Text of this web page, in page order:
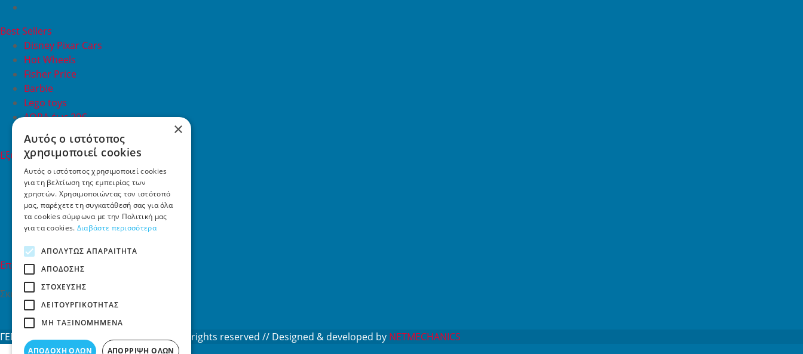
Best Sellers
Disney Pixar Cars
Hot Wheels
Fisher Price
Barbie
Lego toys
ΔΩΡΑ έως 20€
ΠΡΟΣΦΟΡΕΣ
Εξυπηρέτηση Πελατών
Εξυπηρέτηση πελατών
Συχνές ερωτήσεις
Όροι χρήσης
Τρόποι Πληρωμής
Επιστροφές
Επικοινωνία
Σκαλάνι, Ηράκλειο Κρήτης
2810731415
info[at]toys4u.gr
ΓΕΜΗ: 188101127000 © 2026Toys4u.gr All rights reserved // Designed & developed by NETMECHANICS
×
Αυτός ο ιστότοπος
χρησιμοποιεί cookies
Αυτός ο ιστότοπος χρησιμοποιεί cookies
για τη βελτίωση της εμπειρίας των
χρηστών. Χρησιμοποιώντας τον ιστότοπό
μας, παρέχετε τη συγκατάθεσή σας για όλα
τα cookies σύμφωνα με την Πολιτική μας
για τα cookies. Διαβάστε περισσότερα
ΑΠΟΛΎΤΩΣ ΑΠΑΡΑΊΤΗΤΑ
ΑΠΌΔΟΣΗΣ
ΣΤΌΧΕΥΣΗΣ
ΛΕΙΤΟΥΡΓΙΚΌΤΗΤΑΣ
ΜΗ ΤΑΞΙΝΟΜΗΜΈΝΑ
ΑΠΟΔΟΧΉ ΌΛΩΝ ΑΠΌΡΡΙΨΗ ΌΛΩΝ